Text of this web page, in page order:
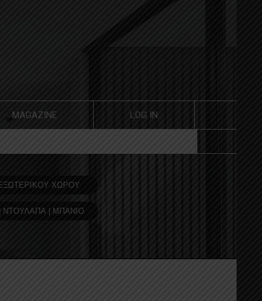
MAGAZINE LOG IN
ΧΩΡΟΥ
ΝΤΟΥΛΑΠΑ | ΜΠΑΝΙΟ